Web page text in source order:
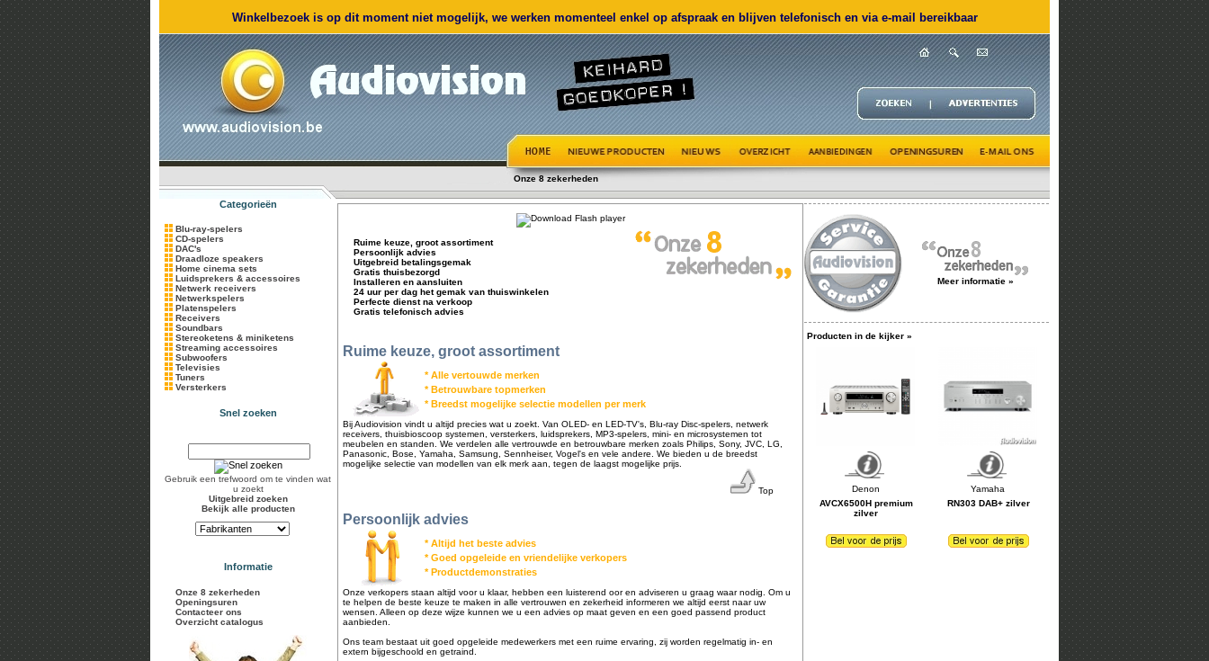
Winkelbezoek is op dit moment niet mogelijk, we werken momenteel enkel op afspraak en blijven telefonisch en via e-mail bereikbaar
Onze 8 zekerheden
Categorieën
Blu-ray-spelers
CD-spelers
DAC's
Draadloze speakers
Home cinema sets
Luidsprekers & accessoires
Netwerk receivers
Netwerkspelers
Platenspelers
Receivers
Soundbars
Stereoketens & miniketens
Streaming accessoires
Subwoofers
Televisies
Tuners
Versterkers
Snel zoeken
Gebruik een trefwoord om te vinden wat
u zoekt
Uitgebreid zoeken
Bekijk alle producten
Informatie
Onze 8 zekerheden
Openingsuren
Contacteer ons
Overzicht catalogus
Ruime keuze, groot assortiment
Persoonlijk advies
Uitgebreid betalingsgemak
Gratis thuisbezorgd
Installeren en aansluiten
24 uur per dag het gemak van thuiswinkelen
Perfecte dienst na verkoop
Gratis telefonisch advies
Ruime keuze, groot assortiment
* Alle vertouwde merken
* Betrouwbare topmerken
* Breedst mogelijke selectie modellen per merk
Bij Audiovision vindt u altijd precies wat u zoekt. Van OLED- en LED-TV's, Blu-ray Disc-spelers, netwerk
receivers, thuisbioscoop systemen, versterkers, luidsprekers, MP3-spelers, mini- en microsystemen tot
meubelen en standen. We verdelen alle vertrouwde en betrouwbare merken zoals Philips, Sony, JVC, LG,
Panasonic, Bose, Yamaha, Samsung, Sennheiser, Vogel's en vele andere. We bieden u de breedst
mogelijke selectie van modellen van elk merk aan, tegen de laagst mogelijke prijs.
Top
Persoonlijk advies
* Altijd het beste advies
* Goed opgeleide en vriendelijke verkopers
* Productdemonstraties
Onze verkopers staan altijd voor u klaar, hebben een luisterend oor en adviseren u graag waar nodig. Om u
te helpen de beste keuze te maken in alle vertrouwen en zekerheid informeren we altijd eerst naar uw
wensen. Alleen op deze wijze kunnen we u een advies op maat geven en een goed passend product
aanbieden.
Ons team bestaat uit goed opgeleide medewerkers met een ruime ervaring, zij worden regelmatig in- en
extern bijgeschoold en getraind.
Meer informatie »
Producten in de kijker »
AVCX6500H premium
zilver
RN303 DAB+ zilver